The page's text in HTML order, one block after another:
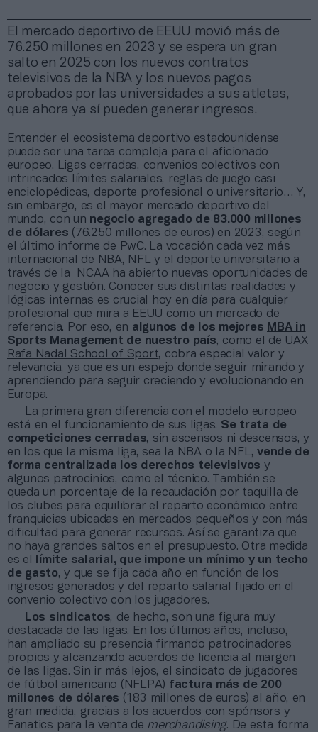
El mercado deportivo de EEUU movió más de
76.250 millones en 2023 y se espera un gran
salto en 2025 con los nuevos contratos
televisivos de la NBA y los nuevos pagos
aprobados por las universidades a sus atletas,
que ahora ya sí pueden generar ingresos.
Entender el ecosistema deportivo estadounidense
puede ser una tarea compleja para el aficionado
europeo. Ligas cerradas, convenios colectivos con
intrincados límites salariales, reglas de juego casi
enciclopédicas, deporte profesional o universitario… Y,
sin embargo, es el mayor mercado deportivo del
mundo, con un negocio agregado de 83.000 millones
de dólares (76.250 millones de euros) en 2023, según
el último informe de PwC. La vocación cada vez más
internacional de NBA, NFL y el deporte universitario a
través de la NCAA ha abierto nuevas oportunidades de
negocio y gestión. Conocer sus distintas realidades y
lógicas internas es crucial hoy en día para cualquier
profesional que mira a EEUU como un mercado de
referencia. Por eso, en algunos de los mejores MBA in
Sports Management de nuestro país, como el de UAX
Rafa Nadal School of Sport, cobra especial valor y
relevancia, ya que es un espejo donde seguir mirando y
aprendiendo para seguir creciendo y evolucionando en
Europa.
La primera gran diferencia con el modelo europeo
está en el funcionamiento de sus ligas. Se trata de
competiciones cerradas, sin ascensos ni descensos, y
en los que la misma liga, sea la NBA o la NFL,vende de
forma centralizada los derechos televisivos y
algunos patrocinios, como el técnico. También se
queda un porcentaje de la recaudación por taquilla de
los clubes para equilibrar el reparto económico entre
franquicias ubicadas en mercados pequeños y con más
dificultad para generar recursos. Así se garantiza que
no haya grandes saltos en el presupuesto. Otra medida
es el
límite salarial, que impone un mínimo y un techo
de gasto, y que se fija cada año en función de los
ingresos generados y del reparto salarial fijado en el
convenio colectivo con los jugadores.
Los sindicatos, de hecho, son una figura muy
destacada de las ligas. En los últimos años, incluso,
han ampliado su presencia firmando patrocinadores
propios y alcanzando acuerdos de licencia al margen
de las ligas. Sin ir más lejos, el sindicato de jugadores
de fútbol americano (NFLPA) factura más de 200
millones de dólares (183 millones de euros) al año, en
gran medida, gracias a los acuerdos con spónsors y
Fanatics para la venta de merchandising. De esta forma